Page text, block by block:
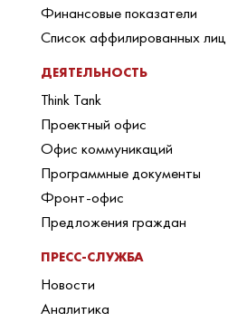
Финансовые показатели
Список аффилированных лиц
ДЕЯТЕЛЬНОСТЬ
Think Tank
Проектный офис
Офис коммуникаций
Программные документы
Фронт-офис
Предложения граждан
ПРЕСС-СЛУЖБА
Новости
Аналитика